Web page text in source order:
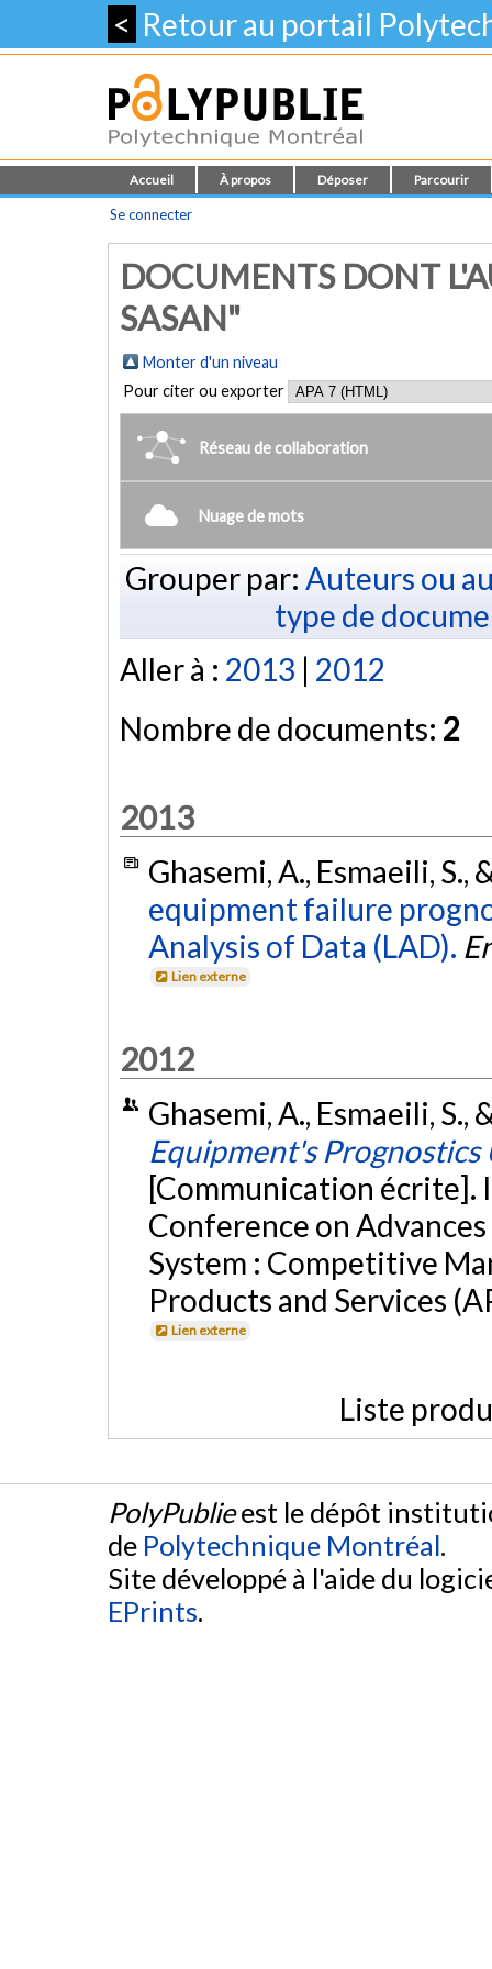
< Retour au portail
Accueil À propos Déposer Parcourir
Se connecter
DOCUMENTS DONT
SASAN"
Monter d'un niveau
Pour citer ou exporter
Réseau de collaboration
Nuage de mots
Grouper par: Auteurs ou
type de
Aller à : 2013 | 2012
Nombre de documents: 2
2013
Ghasemi, A., Esmaeili, S.,
equipment failure
Analysis of Data (LAD).
Lien externe
2012
Ghasemi, A., Esmaeili,
Equipment's Prognostics
[Communication écrite].
Conference on
System : Competitive
Products and Services
Lien externe
Liste
PolyPublieest le dépôt
de Polytechnique Montréal.
Site développé à l'aide du
EPrints.